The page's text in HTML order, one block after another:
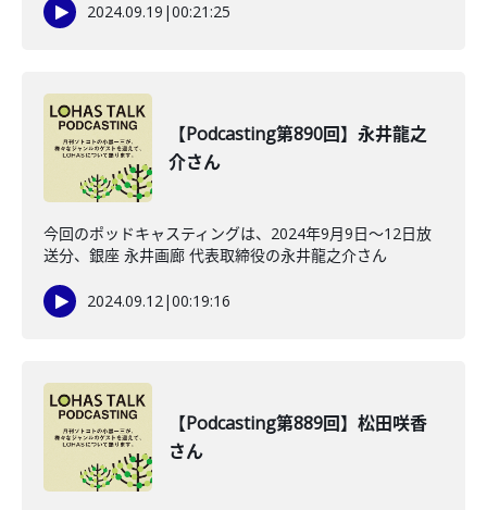
2024.09.19 |00:21:25
【Podcasting第890回】永井龍之
介さん
今回のポッドキャスティングは、2024年9月9日〜12日放
送分、銀座 永井画廊 代表取締役の永井龍之介さん
2024.09.12|00:19:16
【Podcasting第889回】松田咲香
さん